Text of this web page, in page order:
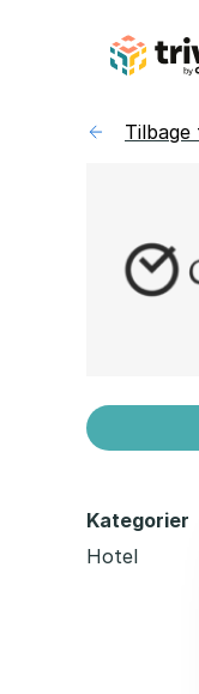
Kategorier
Hotel